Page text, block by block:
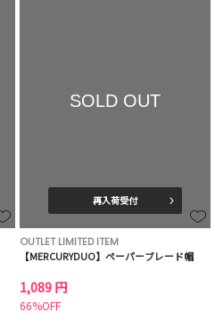
SOLD OUT
再入荷受付
OUTLET LIMITED ITEM
【MERCURYDUO】ペーパーブレード帽
1,089 円
66%OFF